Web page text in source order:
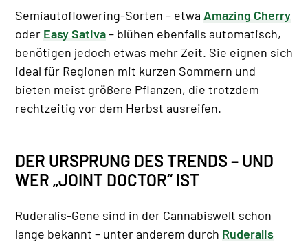
Semiautoflowering-Sorten – etwa Amazing Cherry
oder Easy Sativa– blühen ebenfalls automatisch,
benötigen jedoch etwas mehr Zeit. Sie eignen sich
ideal für Regionen mit kurzen Sommern und
bieten meist größere Pflanzen, die trotzdem
rechtzeitig vor dem Herbst ausreifen.
DER URSPRUNG DES TRENDS – UND
WER „JOINT DOCTOR“ IST
Ruderalis-Gene sind in der Cannabiswelt schon
lange bekannt – unter anderem durch Ruderalis